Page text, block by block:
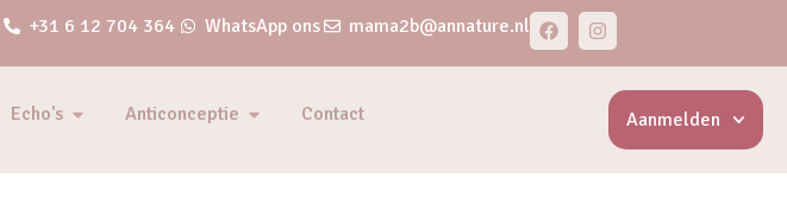
+31 6 12 704 364 WhatsApp ons mama2b@annature.nl
Echo's Anticonceptie Contact Aanmelden